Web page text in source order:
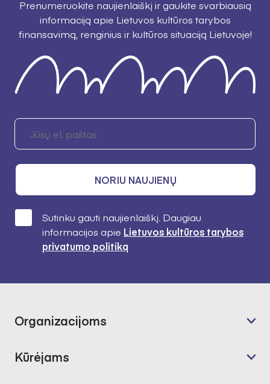
Prenumeruokite naujienlaiškį ir gaukite svarbiausią
informaciją apie Lietuvos kultūros tarybos
finansavimą, renginius ir kultūros situaciją Lietuvoje!
NORIU NAUJIENŲ
Sutinku gauti naujienlaiškį. Daugiau
informacijos apie Lietuvos kultūros tarybos
privatumo politiką
Organizacijoms
Kūrėjams